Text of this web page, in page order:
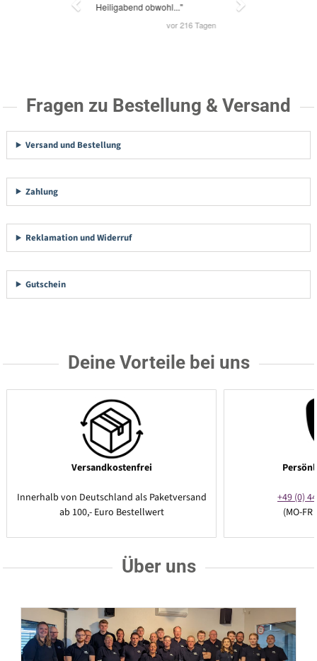
Fragen zu Bestellung & Versand
Versand und Bestellung
Zahlung
Reklamation und Widerruf
Gutschein
Deine Vorteile bei uns
Versandkostenfrei
Innerhalb von Deutschland als Paketversand
ab 100,- Euro Bestellwert
+49 (0)
(MO-
Über uns